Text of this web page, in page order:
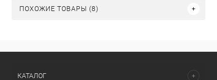
ПОХОЖИЕ ТОВАРЫ (8)
КАТАЛОГ